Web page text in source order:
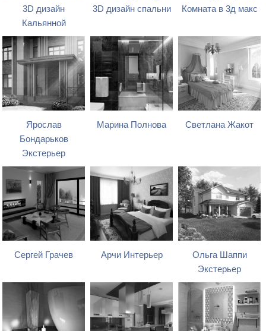
3D дизайн
Кальянной
3D дизайн спальни
Комната в 3д макс
Ярослав
Бондарьков
Экстерьер
Марина Полнова Светлана Жакот
Сергей Грачев Арчи Интерьер
Ольга Шаппи
Экстерьер